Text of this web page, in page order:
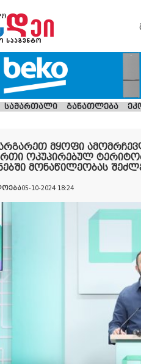
სამართალი განათლება
მყოფი
ოკუპირებულ
მონაწილეობას
05-10-2024 18:24